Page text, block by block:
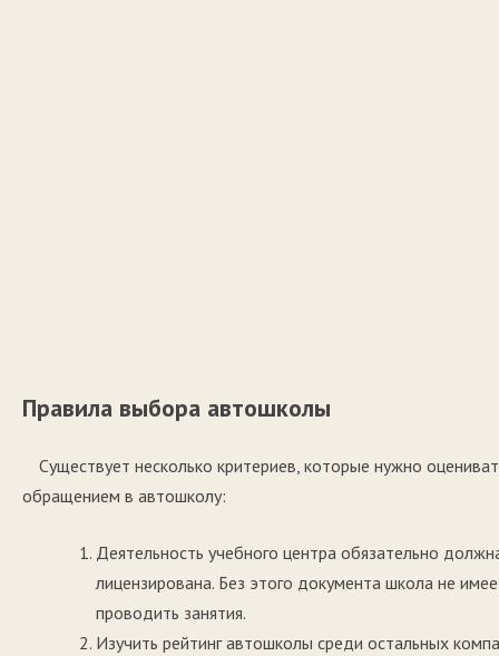
Правила выбора автошколы
Существует несколько критериев, которые нужно
обращением в автошколу:
Деятельность учебного центра обязательно
лицензирована. Без этого документа школа не
проводить занятия.
Изучить рейтинг автошколы среди остальных